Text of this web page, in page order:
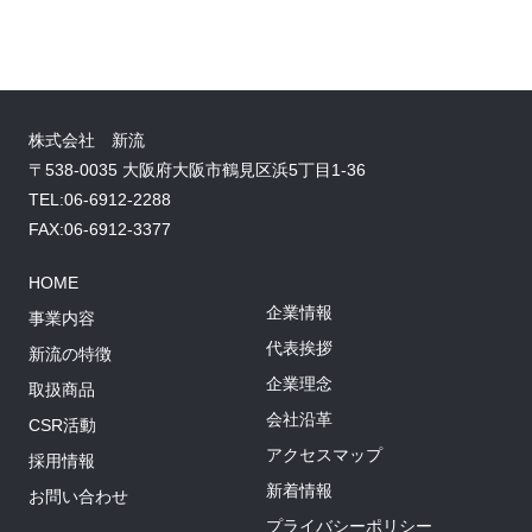
株式会社 新流
〒538-0035 大阪府大阪市鶴見区浜5丁目1-36
TEL:06-6912-2288
FAX:06-6912-3377
HOME
事業内容
新流の特徴
取扱商品
CSR活動
採用情報
お問い合わせ
企業情報
代表挨拶
企業理念
会社沿革
アクセスマップ
新着情報
プライバシーポリシー